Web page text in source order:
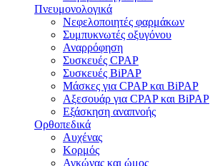
Πνευμονολογικά
Νεφελοποιητές φαρμάκων
Συμπυκνωτές οξυγόνου
Αναρρόφηση
Συσκευές CPAP
Συσκευές BiPAP
Μάσκες για CPAP και BiPAP
Αξεσουάρ για CPAP και BiPAP
Εξάσκηση αναπνοής
Ορθοπεδικά
Αυχένας
Κορμός
Αγκώνας και ώμος